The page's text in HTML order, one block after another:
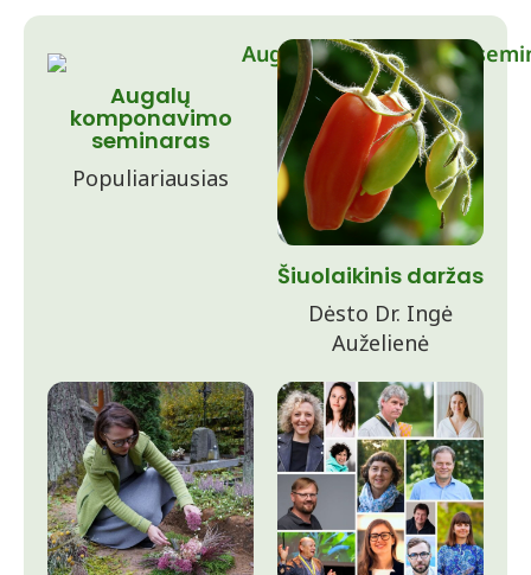
Augalų
komponavimo
seminaras
Populiariausias
Šiuolaikinis daržas
Dėsto Dr. Ingė
Auželienė